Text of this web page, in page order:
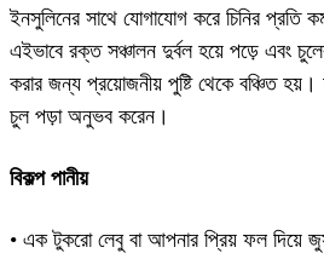
ইনসুলিনের সাথে যোগাযোগ করে চিনির প্রতি
এইভাবে রক্ত সঞ্চালন দুর্বল হয়ে পড়ে এবং
করার জন্য প্রয়োজনীয় পুষ্টি থেকে বঞ্চিত
চুল পড়া অনুভব করেন।
বিকল্প পানীয়
• এক টুকরো লেবু বা আপনার প্রিয় ফল দিয়ে